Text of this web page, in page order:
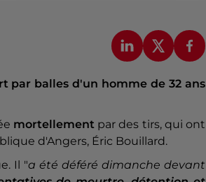
par balles d'un homme de 32 ans
mortellement par des tirs, qui ont
d'Angers, Éric Bouillard.
Il "a été déféré dimanche devant